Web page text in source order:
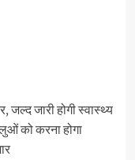
जल्द जारी होगी स्वास्थ्य
को करना होगा